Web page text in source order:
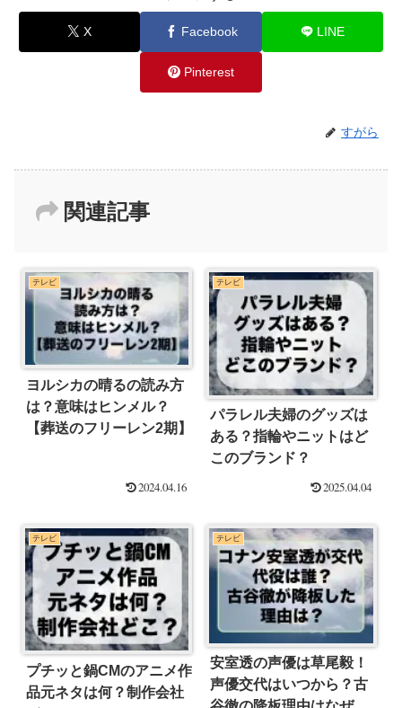
X Facebook LINE
Pinterest
すがら
関連記事
テレビ
ヨルシカの晴るの読み方
は？意味はヒンメル？
【葬送のフリーレン2期】
2024.04.16
テレビ
パラレル夫婦のグッズは
ある？指輪やニットはど
このブランド？
2025.04.04
テレビ
プチッと鍋CMのアニメ作
品元ネタは何？制作会社
テレビ
安室透の声優は草尾毅！
声優交代はいつから？古